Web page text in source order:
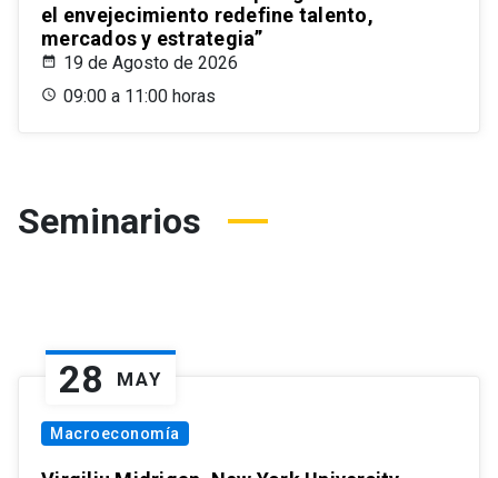
el envejecimiento redefine talento,
mercados y estrategia”
19 de Agosto de 2026
09:00 a 11:00 horas
Seminarios
28 MAY
Macroeconomía